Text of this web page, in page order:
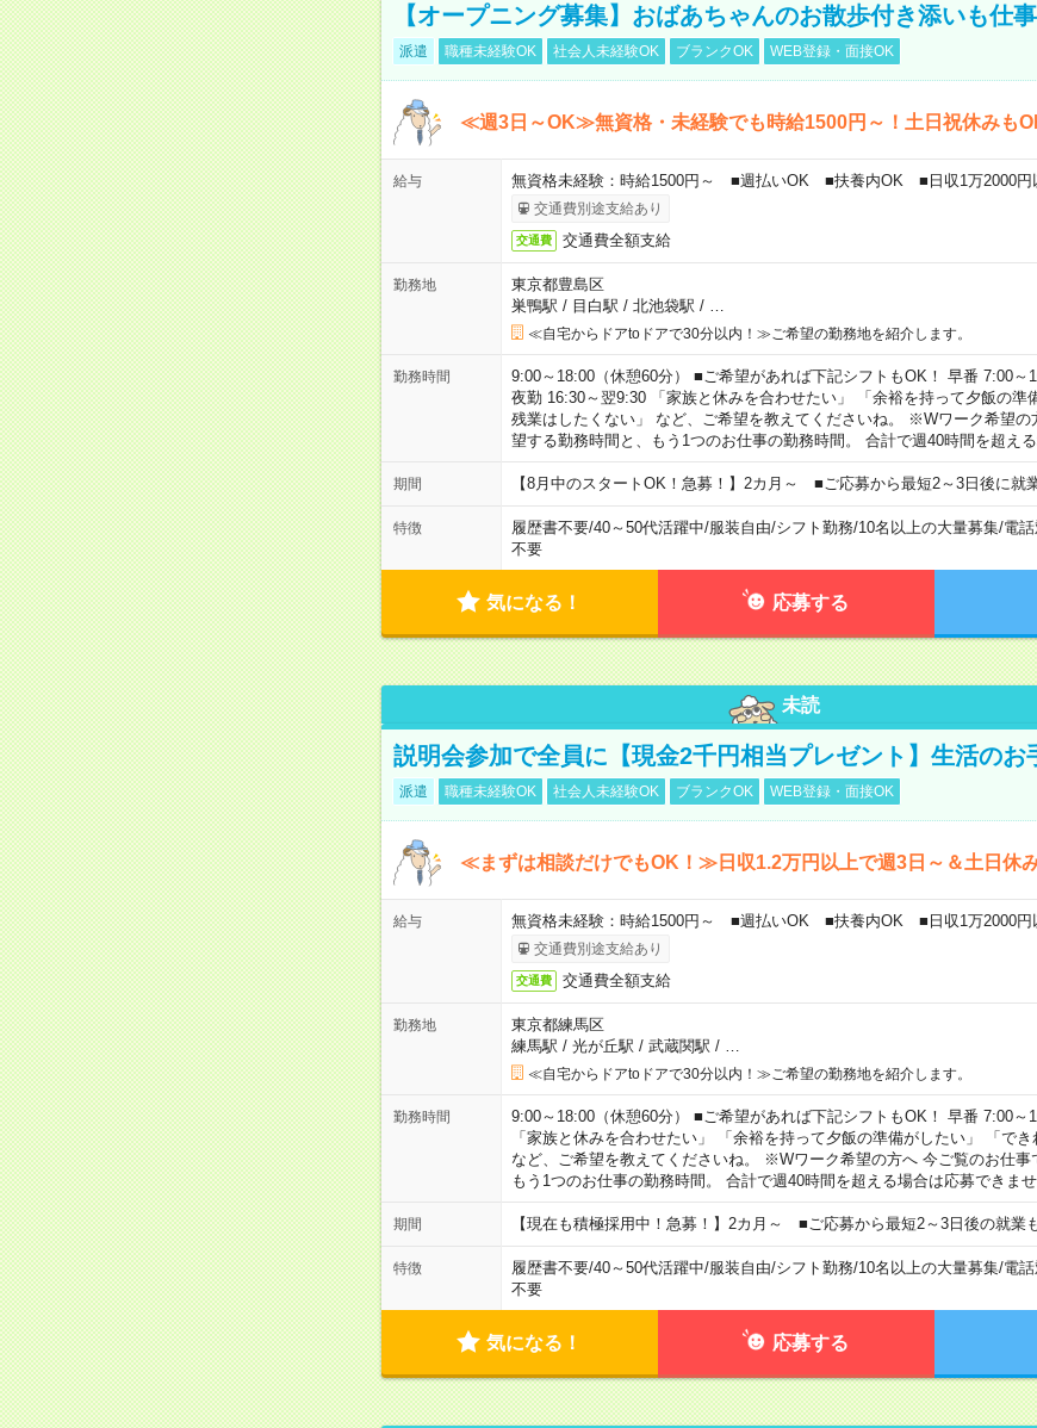
【オープニング募集】おばあちゃんのお散歩付き添いも仕
派遣 職種未経験OK 社会人未経験OK ブランクOK WEB登録・面接OK
≪週3日～OK≫無資格・未経験でも時給1500円～！土日祝休みも
給与 無資格未経験：時給1500円～ ■週払いOK ■扶養内OK ■日収1万2000円
交通費別途支給あり
交通費 交通費全額支給
勤務地
東京都豊島区
巣鴨駅 / 目白駅 / 北池袋駅 /
≪自宅からドアtoドアで30分以内！≫ご希望の勤務地を紹介します。
勤務時間
9:00～18:00（休憩60分） ■ご希望があれば下記シフトもOK！ 早番 7:00～
夜勤 16:30～翌9:30 「家族と休みを合わせたい」 「余裕を持って夕飯の準
残業はしたくない」 など、ご希望を教えてくださいね。 ※Wワーク希望の
望する勤務時間と、もう1つのお仕事の勤務時間。 合計で週40時間を超える
期間 【8月中のスタートOK！急募！】2カ月～ ■ご応募から最短2～3日後に就
特徴 履歴書不要/40～50代活躍中/服装自由/シフト勤務/10名以上の大量募集/電話
不要
気になる！ 応募する
未読
説明会参加で全員に【現金2千円相当プレゼント】生活のお
派遣 職種未経験OK 社会人未経験OK ブランクOK WEB登録・面接OK
≪まずは相談だけでもOK！≫日収1.2万円以上で週3日～＆土日休
給与 無資格未経験：時給1500円～ ■週払いOK ■扶養内OK ■日収1万2000円
交通費別途支給あり
交通費 交通費全額支給
勤務地
東京都練馬区
練馬駅 / 光が丘駅 / 武蔵関駅 /
≪自宅からドアtoドアで30分以内！≫ご希望の勤務地を紹介します。
勤務時間
9:00～18:00（休憩60分） ■ご希望があれば下記シフトもOK！ 早番 7:00～
「家族と休みを合わせたい」 「余裕を持って夕飯の準備がしたい」 「でき
など、ご希望を教えてくださいね。 ※Wワーク希望の方へ 今ご覧のお仕事
もう1つのお仕事の勤務時間。 合計で週40時間を超える場合は応募できませ
期間 【現在も積極採用中！急募！】2カ月～ ■ご応募から最短2～3日後の就業
特徴 履歴書不要/40～50代活躍中/服装自由/シフト勤務/10名以上の大量募集/電話
不要
気になる！ 応募する